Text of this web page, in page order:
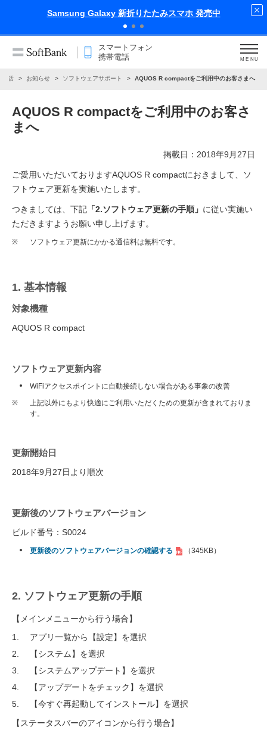
iPhone 17 Pro 発売中
スマートフォン
携帯電話
MENU
電話 お知らせ ソフトウェアサポート AQUOS R compactをご利用中のお客さまへ
AQUOS R compactをご利用中のお客さ
まへ
掲載日：2018年9月27日
ご愛用いただいておりますAQUOS R compactにおきまして、ソ
フトウェア更新を実施いたします。
つきましては、下記 「2.ソフトウェア更新の手順」 に従い実施い
ただきますようお願い申し上げます。
※ ソフトウェア更新にかかる通信料は無料です。
1. 基本情報
対象機種
AQUOS R compact
ソフトウェア更新内容
WiFiアクセスポイントに自動接続しない場合がある事象の改善
※
上記以外にもより快適にご利用いただくための更新が含まれておりま
す。
更新開始日
2018年9月27日より順次
更新後のソフトウェアバージョン
ビルド番号：S0024
更新後のソフトウェアバージョンの確認する （345KB）
2. ソフトウェア更新の手順
【メインメニューから行う場合】
アプリ一覧から【設定】を選択
【システム】を選択
【システムアップデート】を選択
【アップデートをチェック】を選択
【今すぐ再起動してインストール】を選択
【ステータスバーのアイコンから行う場合】